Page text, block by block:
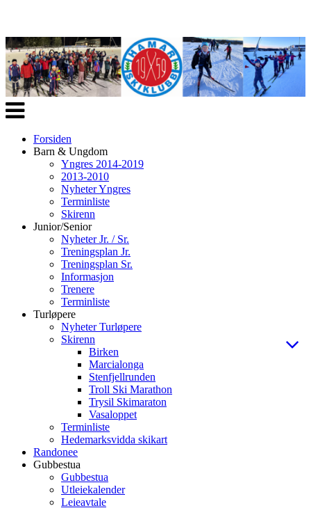
Veksle
navigasjon
Forsiden
Barn & Ungdom
Yngres 2014-2019
2013-2010
Nyheter Yngres
Terminliste
Skirenn
Junior/Senior
Nyheter Jr. / Sr.
Treningsplan Jr.
Treningsplan Sr.
Informasjon
Trenere
Terminliste
Turløpere
Nyheter Turløpere
Skirenn
Birken
Marcialonga
Stenfjellrunden
Troll Ski Marathon
Trysil Skimaraton
Vasaloppet
Terminliste
Hedemarksvidda skikart
Randonee
Gubbestua
Gubbestua
Utleiekalender
Leieavtale